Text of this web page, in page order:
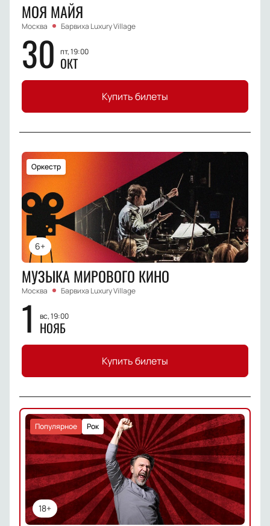
МОЯ МАЙЯ
Москва Барвиха Luxury Village
30 пт, 19:00
ОКТ
Купить билеты
6+
Оркестр
МУЗЫКА МИРОВОГО КИНО
Москва Барвиха Luxury Village
1 вс, 19:00
НОЯБ
Купить билеты
18+
Рок
Популярное